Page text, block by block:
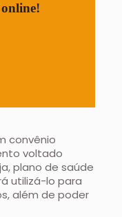
convênio
voltado
plano de saúde
utilizá-lo para
além de poder